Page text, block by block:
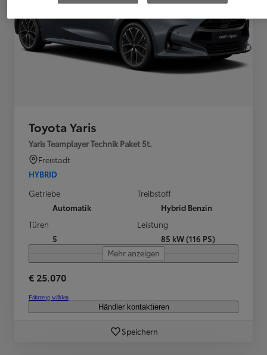
Toyota Yaris
Yaris Teamplayer Technik Paket 5t.
Freistadt
HYBRID
Getriebe
Automatik
Treibstoff
Hybrid Benzin
Türen
5
Leistung
85 kW (116 PS)
Mehr anzeigen
€ 25.070
Fahrzeug wählen
Händler kontaktieren
Speichern